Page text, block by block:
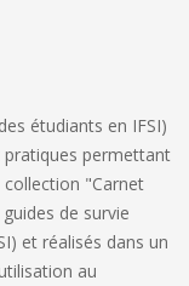
étudiants en IFSI)
pratiques permettant
collection "Carnet
de survie
et réalisés dans un
au